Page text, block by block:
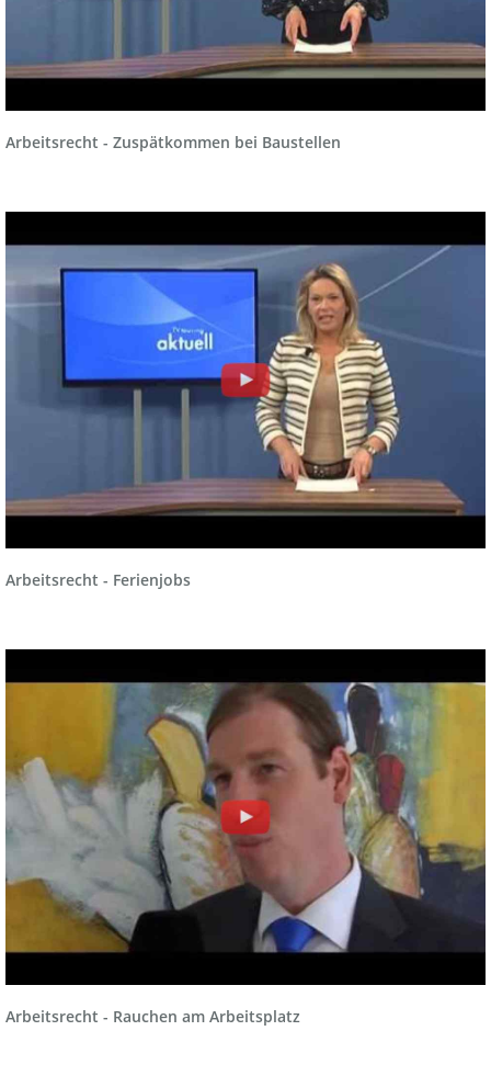
Arbeitsrecht - Zuspätkommen bei Baustellen
Arbeitsrecht - Ferienjobs
Arbeitsrecht - Rauchen am Arbeitsplatz